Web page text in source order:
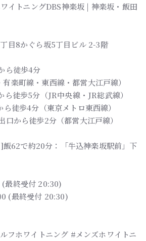
イトニングDBS神楽坂 | 神楽坂・飯田
目8かぐら坂5丁目ビル 2-3階
徒歩4分
有楽町線・東西線・都営大江戸線）
徒歩5分（JR中央線・JR総武線）
徒歩4分（東京メトロ東西線）
から徒歩2分（都営大江戸線）
62で約20分：「牛込神楽坂駅前」下
最終受付 20:30)
(最終受付 20:30)
フホワイトニング #メンズホワイトニ